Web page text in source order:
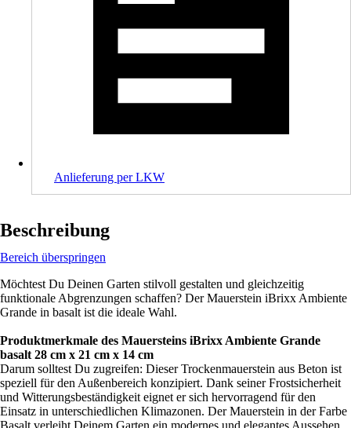
Anlieferung per LKW
Beschreibung
Bereich überspringen
Möchtest Du Deinen Garten stilvoll gestalten und gleichzeitig
funktionale Abgrenzungen schaffen? Der Mauerstein iBrixx Ambiente
Grande in basalt ist die ideale Wahl.
Produktmerkmale des Mauersteins iBrixx Ambiente Grande
basalt 28 cm x 21 cm x 14 cm
Darum solltest Du zugreifen: Dieser Trockenmauerstein aus Beton ist
speziell für den Außenbereich konzipiert. Dank seiner Frostsicherheit
und Witterungsbeständigkeit eignet er sich hervorragend für den
Einsatz in unterschiedlichen Klimazonen. Der Mauerstein in der Farbe
Basalt verleiht Deinem Garten ein modernes und elegantes Aussehen.